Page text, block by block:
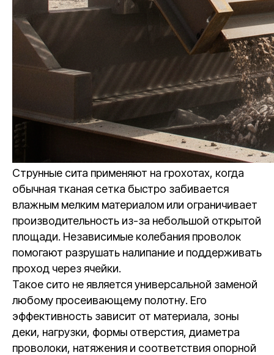
Струнные сита применяют на грохотах, когда
обычная тканая сетка быстро забивается
влажным мелким материалом или ограничивает
производительность из-за небольшой открытой
площади. Независимые колебания проволок
помогают разрушать налипание и поддерживать
проход через ячейки.
Такое сито не является универсальной заменой
любому просеивающему полотну. Его
эффективность зависит от материала, зоны
деки, нагрузки, формы отверстия, диаметра
проволоки, натяжения и соответствия опорной